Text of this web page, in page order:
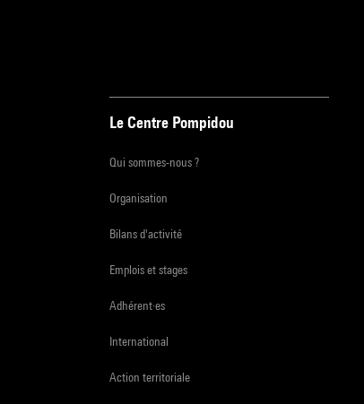
Le Centre Pompidou
Qui sommes-nous ?
Organisation
Bilans d'activité
Emplois et stages
Adhérent·es
International
Action territoriale